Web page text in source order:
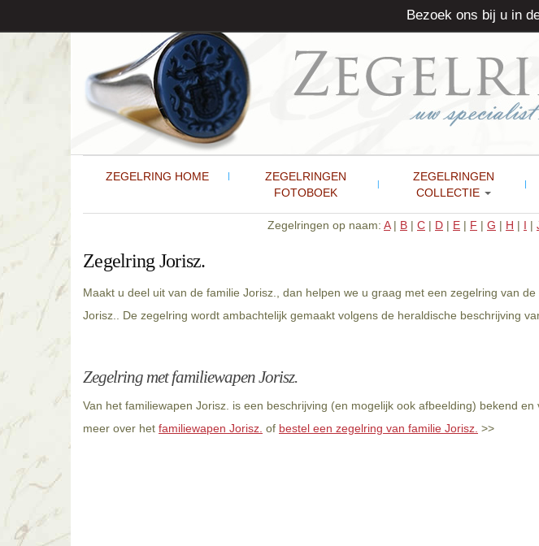
ZEGELRING HOME
ZEGELRINGEN
FOTOBOEK
ZEGELRINGEN
COLLECTIE
Zegelringen op naam: A| B | C | D | E | F | G | H | I |
Zegelring Jorisz.
Maakt u deel uit van de familie Jorisz., dan helpen we u graag met een zegelring van
Jorisz.. De zegelring wordt ambachtelijk gemaakt volgens de heraldische beschrijving
Zegelring met familiewapen Jorisz.
Van het familiewapen Jorisz. is een beschrijving (en mogelijk ook afbeelding) bekend
meer over het familiewapen Jorisz. of bestel een zegelring van familie Jorisz. >>
Bezoek ons bij u in